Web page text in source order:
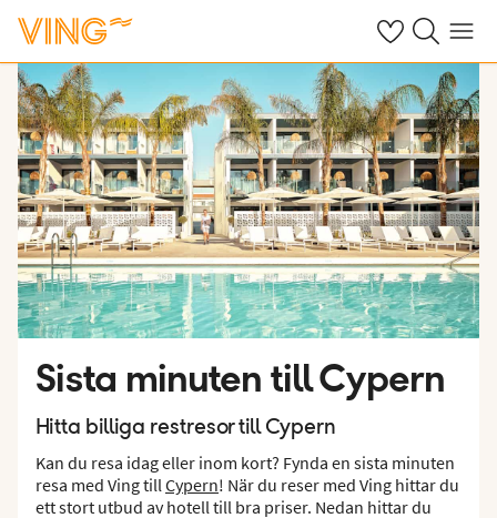
Se dinaSök på ving.se
Meny
Sista minuten till Cypern
Hitta billiga restresor till Cypern
Kan du resa idag eller inom kort? Fynda en sista minuten
resa med Ving tillCypern! När du reser med Ving hittar du
ett stort utbud av hotell till bra priser. Nedan hittar du